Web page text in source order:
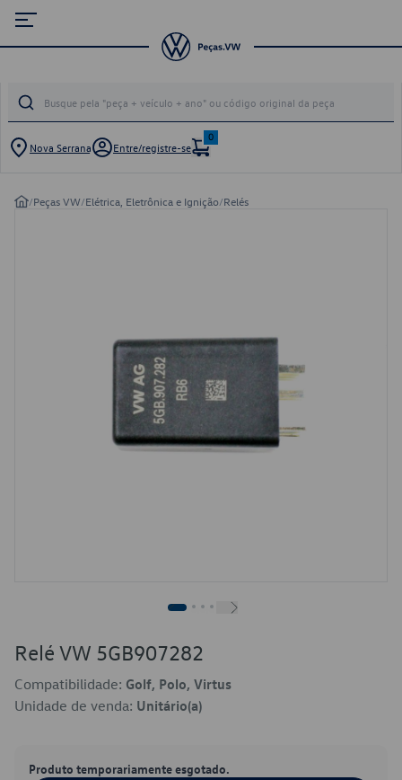
Nova Serrana Entre/registre-se
0
/Peças VW/Elétrica, Eletrônica e Ignição/Relés
Relé VW 5GB907282
Compatibilidade: Golf, Polo, Virtus
Unidade de venda: Unitário(a)
Produto temporariamente esgotado.